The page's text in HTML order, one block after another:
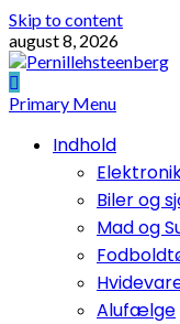
Skip to content
august 8, 2026
Primary Menu
Indhold
Biler og
Mad og
Alufælge